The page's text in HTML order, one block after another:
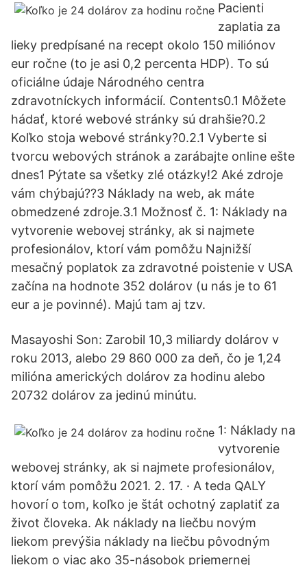
Pacienti
zaplatia za
lieky predpísané na recept okolo 150 miliónov
eur ročne (to je asi 0,2 percenta HDP). To sú
oficiálne údaje Národného centra
zdravotníckych informácií. Contents0.1 Môžete
hádať, ktoré webové stránky sú drahšie?0.2
Koľko stoja webové stránky?0.2.1 Vyberte si
tvorcu webových stránok a zarábajte online ešte
dnes1 Pýtate sa všetky zlé otázky!2 Aké zdroje
vám chýbajú??3 Náklady na web, ak máte
obmedzené zdroje.3.1 Možnosť č. 1: Náklady na
vytvorenie webovej stránky, ak si najmete
profesionálov, ktorí vám pomôžu Najnižší
mesačný poplatok za zdravotné poistenie v USA
začína na hodnote 352 dolárov (u nás je to 61
eur a je povinné). Majú tam aj tzv.
Masayoshi Son: Zarobil 10,3 miliardy dolárov v
roku 2013, alebo 29 860 000 za deň, čo je 1,24
milióna amerických dolárov za hodinu alebo
20732 dolárov za jedinú minútu.
1: Náklady na
vytvorenie
webovej stránky, ak si najmete profesionálov,
ktorí vám pomôžu 2021. 2. 17. · A teda QALY
hovorí o tom, koľko je štát ochotný zaplatiť za
život človeka. Ak náklady na liečbu novým
liekom prevýšia náklady na liečbu pôvodným
liekom o viac ako 35-násobok priemernej